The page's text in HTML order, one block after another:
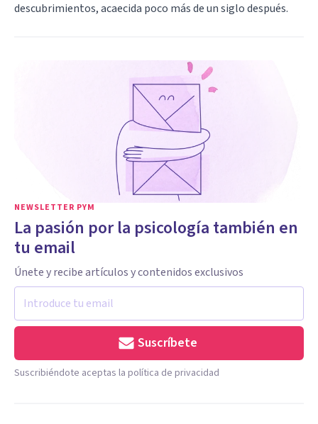
descubrimientos, acaecida poco más de un siglo después.
NEWSLETTER PYM
La pasión por la psicología también en
tu email
Únete y recibe artículos y contenidos exclusivos
Suscríbete
Suscribiéndote aceptas la política de privacidad